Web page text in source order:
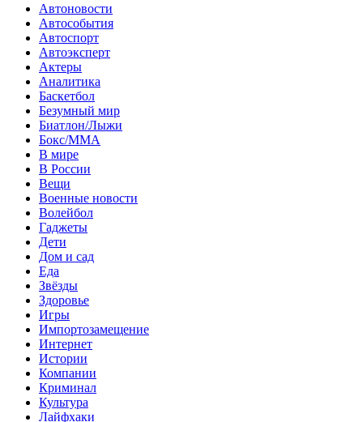
Автоновости
Автособытия
Автоспорт
Автоэксперт
Актеры
Аналитика
Баскетбол
Безумный мир
Биатлон/Лыжи
Бокс/MMA
В мире
В России
Вещи
Военные новости
Волейбол
Гаджеты
Дети
Дом и сад
Еда
Звёзды
Здоровье
Игры
Импортозамещение
Интернет
Истории
Компании
Криминал
Культура
Лайфхаки